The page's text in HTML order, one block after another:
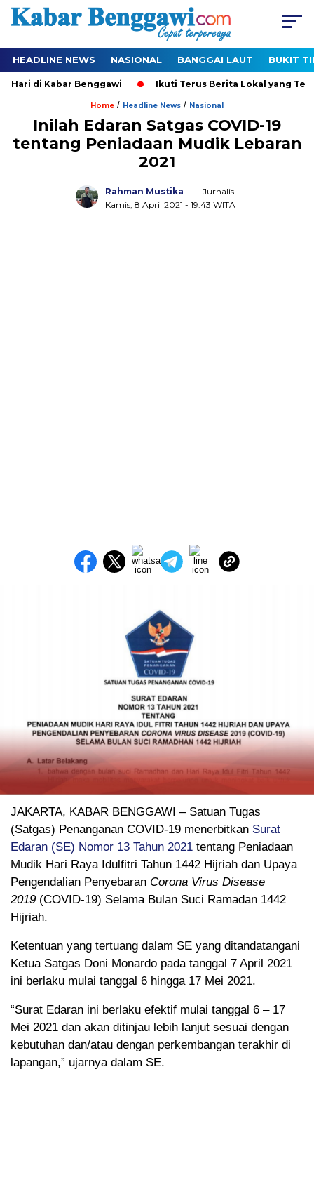
HEADLINE NEWS NASIONAL BANGGAI LAUT BUKIT
di Kabar Benggawi Ikuti Terus Berita Lokal yang Ter-
Home / Headline News / Nasional
Inilah Edaran Satgas COVID-19
tentang Peniadaan Mudik Lebaran
2021
Rahman Mustika
- Jurnalis
Kamis, 8 April 2021 - 19:43 WITA
JAKARTA, KABAR BENGGAWI – Satuan Tugas
(Satgas) Penanganan COVID-19 menerbitkan Surat
Edaran (SE) Nomor 13 Tahun 2021 tentang Peniadaan
Mudik Hari Raya Idulfitri Tahun 1442 Hijriah dan Upaya
Pengendalian Penyebaran Corona Virus Disease
2019 (COVID-19) Selama Bulan Suci Ramadan 1442
Hijriah.
Ketentuan yang tertuang dalam SE yang ditandatangani
Ketua Satgas Doni Monardo pada tanggal 7 April 2021
ini berlaku mulai tanggal 6 hingga 17 Mei 2021.
“Surat Edaran ini berlaku efektif mulai tanggal 6 – 17
Mei 2021 dan akan ditinjau lebih lanjut sesuai dengan
kebutuhan dan/atau dengan perkembangan terakhir di
lapangan,” ujarnya dalam SE.